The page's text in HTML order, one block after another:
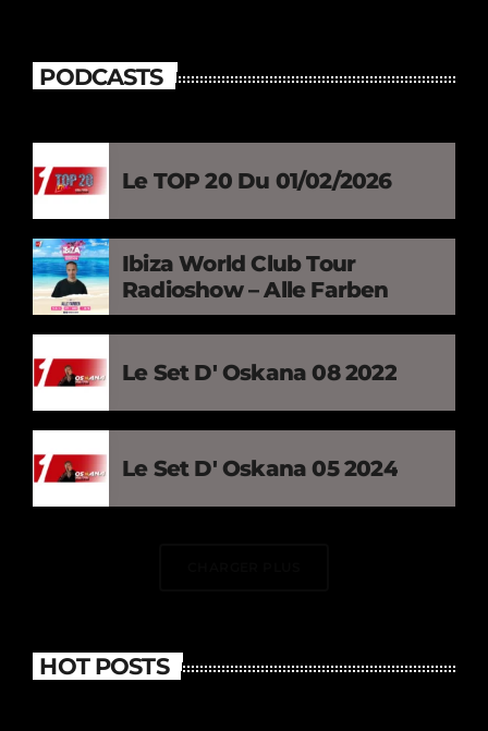
PODCASTS
Le TOP 20 Du 01/02/2026
Ibiza World Club Tour
Radioshow – Alle Farben
Le Set D' Oskana 08 2022
Le Set D' Oskana 05 2024
HOT POSTS